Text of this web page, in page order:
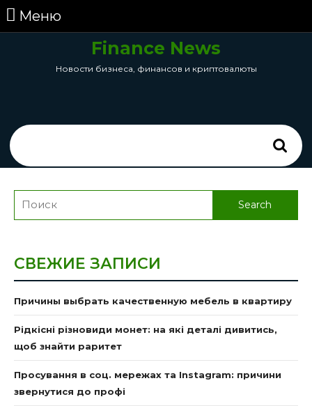
перейти
МенюМеню
Finance News
Новости бизнеса, финансов и криптовалюты
for:
Search
СВЕЖИЕ ЗАПИСИ
Причины выбрать качественную мебель в квартиру
Рідкісні різновиди монет: на які деталі дивитись,
щоб знайти раритет
Просування в соц. мережах та Instagram: причини
звернутися до профі